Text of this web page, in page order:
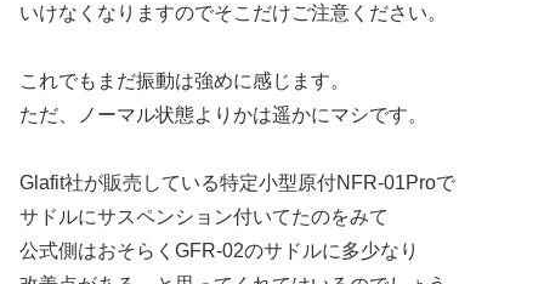
いけなくなりますのでそこだけご注意ください。
これでもまだ振動は強めに感じます。
ただ、ノーマル状態よりかは遥かにマシです。
Glafit社が販売している特定小型原付NFR-01Proで
サドルにサスペンション付いてたのをみて
公式側はおそらくGFR-02のサドルに多少なり